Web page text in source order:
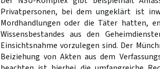
Privatpersonen, bei dem ungeklärt ist
Mordhandlungen oder die Täter hatten,
Wissensbestandes aus den
Einsichtsnahme vorzulegen sind. Der
Beiziehung von Akten aus dem